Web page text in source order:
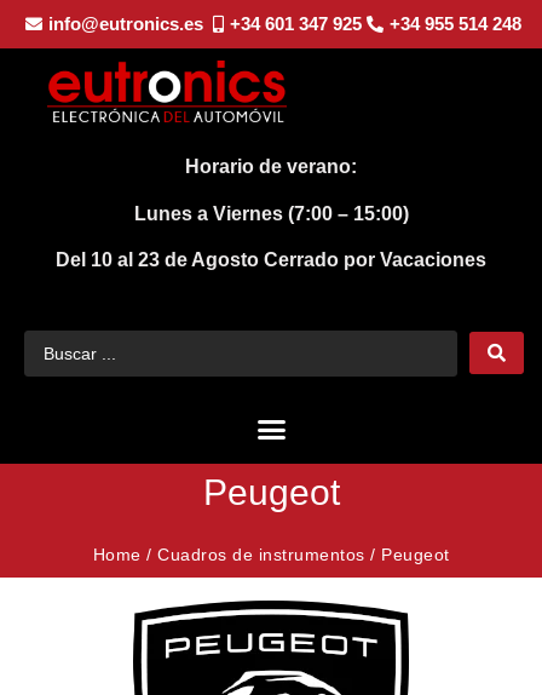
info@eutronics.es +34 601 347 925 +34 955 514 248
Horario de verano:
Lunes a Viernes (7:00 – 15:00)
Del 10 al 23 de Agosto Cerrado por Vacaciones
Peugeot
Home / Cuadros de instrumentos / Peugeot